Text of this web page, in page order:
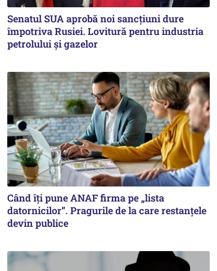
Senatul SUA aprobă noi sancțiuni dure
împotriva Rusiei. Lovitură pentru industria
petrolului și gazelor
Când îți pune ANAF firma pe „lista
datornicilor”. Pragurile de la care restanțele
devin publice